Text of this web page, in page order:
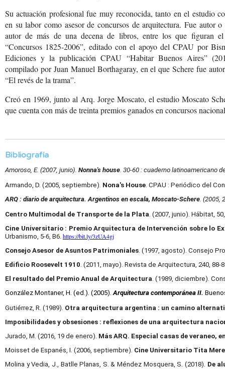
Su actuación profesional fue muy reconocida, tanto en el estudio
en su labor como asesor de concursos de arquitectura. Fue autor o
autor de más de una decena de libros, entre los que figuran
“Concursos 1825-2006”, editado con el apoyo del CPAU por
Ediciones y la publicación CPAU “Habitar Buenos Aires”
compilado por Juan Manuel Borthagaray, en el que Schere fue
“El revés de la trama”.
Creó en 1969, junto al Arq. Jorge Moscato, el estudio Moscato
que cuenta con más detreinta premios ganadosen concursos
Bibliografía
Amoroso, E. (2007, junio). Nonna's house. 30-60 : cuaderno latinoamericano
Armando, D. (2005, septiembre). Nona's House. CPAU : Periódico del
ARQ : diario de arquitectura. Argentinos en escala, Moscato-Schere. (2005,
Centro Multimodal de Transporte de la Plata. (2007, junio). Hábitat,
Cine Universitario : Premio Arquitectura de Intervención sobre lo
Urbanismo, 5-6, B6. https://bit.ly/3zUA4gj
Consejo Asesor de Asuntos Patrimoniales. (1997, agosto). Consejo
Edificio Roosevelt 1910. (2011, mayo). Revista de Arquitectura, 240, 88-
El resultado del Premio Anual de Arquitectura. (1989, diciembre).
González Montaner, H. (ed.). (2005). Arquitectura contemporánea II.
Gutiérrez, R. (1989). Otra arquitectura argentina : un camino
Imposibilidades y obsesiones : reflexiones de una arquitectura
Jurado, M. (2016, 19 de enero). Más ARQ. Especial casas de veraneo,
Moisset de Espanés, I. (2006, septiembre). Cine Universitario Tita
Molina y Vedia, J., Batlle Planas, S. & Méndez Mosquera, S. (2018). De